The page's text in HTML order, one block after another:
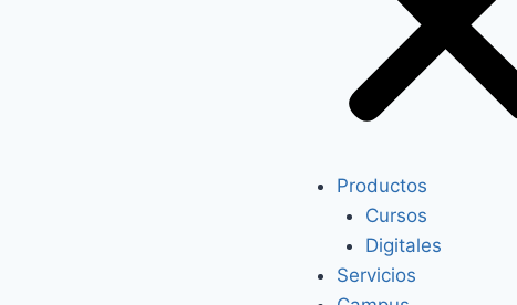
Productos
Cursos
Digitales
Servicios